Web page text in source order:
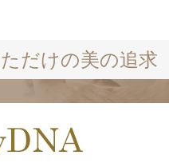
だけの美の追求